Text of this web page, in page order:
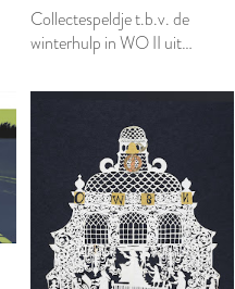
Collectespeldje t.b.v. de
winterhulp in WO II uit